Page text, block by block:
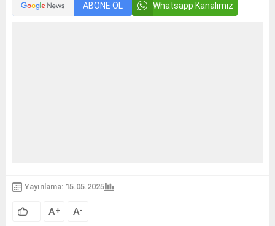
ABONE OL Whatsapp Kanalımız
Yayınlama: 15.05.2025
A+ A-